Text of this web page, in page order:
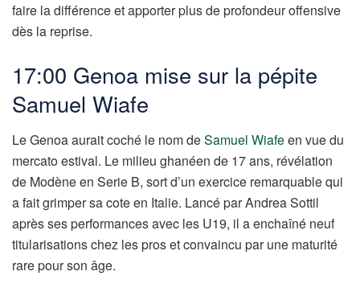
faire la différence et apporter plus de profondeur offensive
dès la reprise.
17:00 Genoa mise sur la pépite
Samuel Wiafe
Le Genoa aurait coché le nom deSamuel Wiafeen vue du
mercato estival. Le milieu ghanéen de 17 ans, révélation
de Modène en Serie B, sort d’un exercice remarquable qui
a fait grimper sa cote en Italie. Lancé par Andrea Sottil
après ses performances avec les U19, il a enchaîné neuf
titularisations chez les pros et convaincu par une maturité
rare pour son âge.